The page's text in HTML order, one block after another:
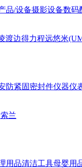
品/设备摄影设备数码
渡边得力程远悠米
防紧固密封件仪器仪
兰
用品清洁工具母婴用